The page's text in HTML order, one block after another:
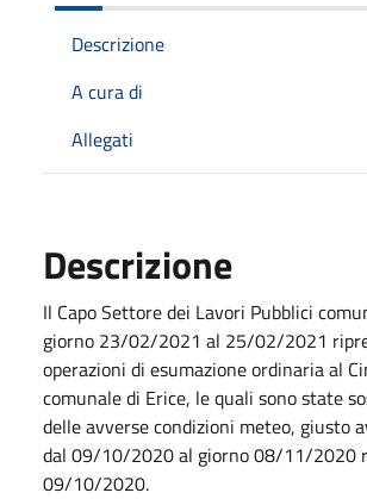
Descrizione
A cura di
Allegati
Descrizione
Il Capo Settore dei Lavori Pubblici
giorno 23/02/2021 al 25/02/2021
operazioni di esumazione ordinaria al
comunale di Erice, le quali sono state
delle avverse condizioni meteo, giusto
dal 09/10/2020 al giorno 08/11/2020
09/10/2020.